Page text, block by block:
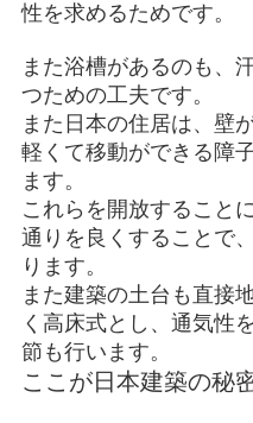
性を求めるためです。
また浴槽があるのも、
つための工夫です。
また日本の住居は、壁
軽くて移動ができる障
ます。
これらを開放すること
通りを良くすることで
ります。
また建築の土台も直接
く高床式とし、通気性
節も行います。
ここが日本建築の秘